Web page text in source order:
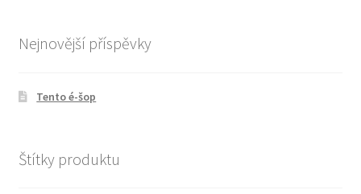
Nejnovější příspěvky
Tento é-šop
Štítky produktu